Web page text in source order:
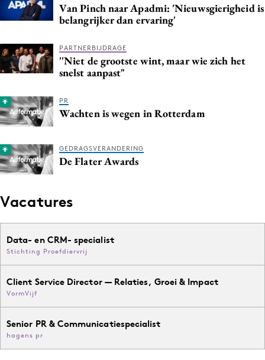
Van Pinch naar Apadmi: 'Nieuwsgierigheid is
belangrijker dan ervaring'
PARTNERBIJDRAGE
''Niet de grootste wint, maar wie zich het
snelst aanpast"
PR
Wachten is wegen in Rotterdam
GEDRAGSVERANDERING
De Flater Awards
Vacatures
Data- en CRM- specialist
Stichting Proefdiervrij
Client Service Director — Relaties, Groei & Impact
VormVijf
Senior PR & Communicatiespecialist
hagens pr